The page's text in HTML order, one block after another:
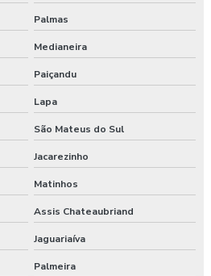
Palmas
Medianeira
Paiçandu
Lapa
São Mateus do Sul
Jacarezinho
Matinhos
Assis Chateaubriand
Jaguariaíva
Palmeira